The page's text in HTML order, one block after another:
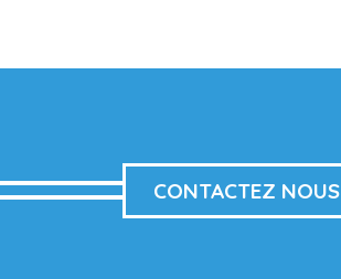
CONTACTEZ NOUS